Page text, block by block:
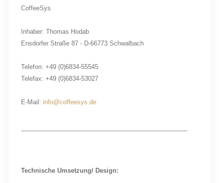
CoffeeSys
Inhaber: Thomas Hodab
Ensdorfer Straße 87 - D-66773 Schwalbach
Telefon: +49 (0)6834-55545
Telefax: +49 (0)6834-53027
E-Mail: info@coffeesys.de
-------------------------------------------------------------------------------------
Technische Umsetzung/ Design: